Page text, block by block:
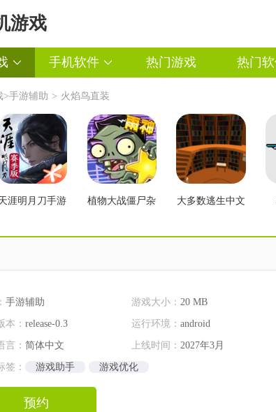
游戏
手机软件 热门游戏 热门
>手游辅助 > 火焰鸟直装
涯明月刀手游 植物大战僵尸杂 大多数逃生中文
手游辅助 游戏大小： 20 MB
本： release-0.3 运行环境： android
言： 简体中文 上线时间： 2027年3月
签： 游戏助手 游戏优化
预约